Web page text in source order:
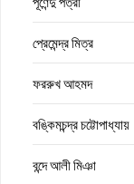
প্রেমেন্দ্র মিত্র
ফররুখ আহমদ
বঙ্কিমচন্দ্র চট্টোপাধ্যায়
বন্দে আলী মিঞা